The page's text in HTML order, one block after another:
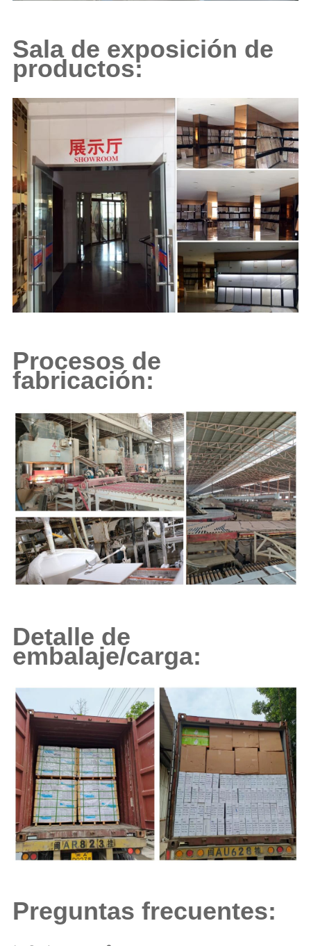
Sala de exposición de
productos:
Procesos de
fabricación:
Detalle de
embalaje/carga:
Preguntas frecuentes: